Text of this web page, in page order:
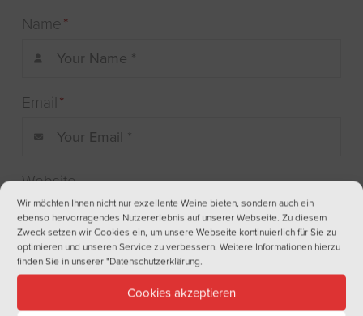
Wir möchten Ihnen nicht nur exzellente Weine bieten, sondern auch ein
ebenso hervorragendes Nutzererlebnis auf unserer Webseite. Zu diesem
Zweck setzen wir Cookies ein, um unsere Webseite kontinuierlich für Sie zu
optimieren und unseren Service zu verbessern. Weitere Informationen hierzu
finden Sie in unserer"Datenschutzerklärung.
Cookies akzeptieren
Name*
Email*
Website